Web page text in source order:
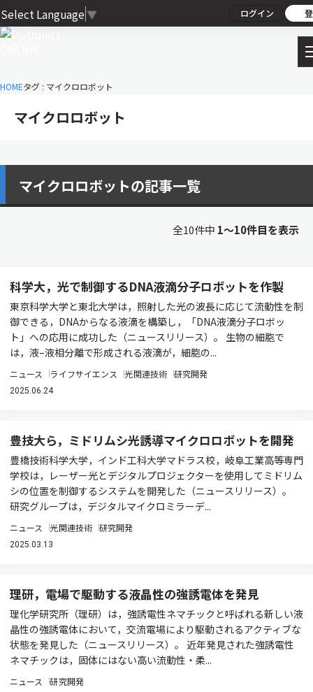
Select Language ▼ ログイン
HOMEタグ : マイクロロボット
マイクロロボット
マイクロロボットの記事一覧
全10件中 1〜10件目を表示
科学大，光で制御するDNA液滴分子ロボットを作製
東京科学大学と東北大学は，照射した光の波長に応じて流動性を制
御できる，DNAからなる液滴を構築し，「DNA液滴分子ロボッ
ト」への応用に成功した（ニュースリリース）。 生物の細胞で
は，液–液相分離で形成される液滴が，細胞の...
ニュース ライフサイエンス 光関連技術 研究開発
2025.06.24
豊技大ら，ミドリムシ光誘導マイクロロボットを開発
豊橋技術科学大学，インド工科大学マドラス校，岐阜工業高等専門
学校は，レーザー光とデジタルプロジェクターを使用してミドリム
シの位置を制御するシステムを開発した（ニュースリリース）。
研究グループは，デジタルマイクロミラーデ...
ニュース 光関連技術 研究開発
2025.03.13
理研，電場で駆動する液晶性の強誘電体を発見
理化学研究所（理研）は，強誘電性ネマチックと呼ばれる新しい液
晶性の強誘電体において，交流電場により駆動されるアクティブな
状態を発見した（ニュースリリース）。 近年発見された強誘電性
ネマチックは，固体にはない高い流動性・柔...
ニュース 研究開発